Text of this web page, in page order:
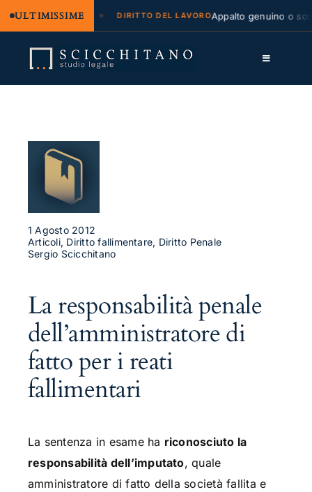
ULTIMISSIME
e regresso DIRITTO DEL LAVOROAppalto genuino o
contenuto
Toggle
Approfondimenti
Contatti
1 Agosto 2012
Articoli, Diritto fallimentare, Diritto Penale
Sergio Scicchitano
La responsabilità penale
dell’amministratore di
fatto per i reati
fallimentari
La sentenza in esame ha riconosciuto la
responsabilità dell’imputato, quale
amministratore di fatto della società fallita e